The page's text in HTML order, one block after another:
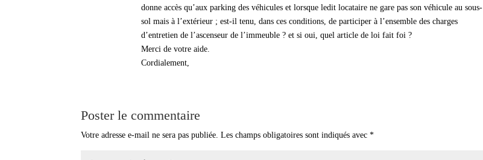
donne accès qu’aux parking des véhicules et lorsque ledit locataire ne gare pas son véhicule au sous-
sol mais à l’extérieur ; est-il tenu, dans ces conditions, de participer à l’ensemble des charges
d’entretien de l’ascenseur de l’immeuble ? et si oui, quel article de loi fait foi ?
Merci de votre aide.
Cordialement,
Poster le commentaire
Votre adresse e-mail ne sera pas publiée. Les champs obligatoires sont indiqués avec*